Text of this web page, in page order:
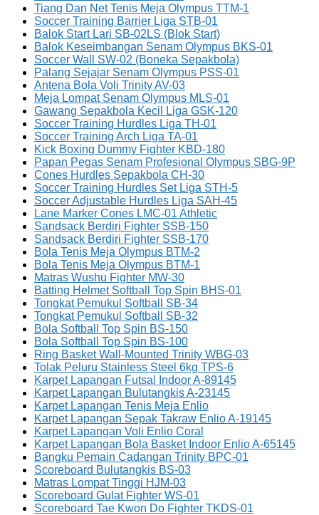
Tiang Dan Net Tenis Meja Olympus TTM-1
Soccer Training Barrier Liga STB-01
Balok Start Lari SB-02LS (Blok Start)
Balok Keseimbangan Senam Olympus BKS-01
Soccer Wall SW-02 (Boneka Sepakbola)
Palang Sejajar Senam Olympus PSS-01
Antena Bola Voli Trinity AV-03
Meja Lompat Senam Olympus MLS-01
Gawang Sepakbola Kecil Liga GSK-120
Soccer Training Hurdles Liga TH-01
Soccer Training Arch Liga TA-01
Kick Boxing Dummy Fighter KBD-180
Papan Pegas Senam Profesional Olympus SBG-9P
Cones Hurdles Sepakbola CH-30
Soccer Training Hurdles Set Liga STH-5
Soccer Adjustable Hurdles Liga SAH-45
Lane Marker Cones LMC-01 Athletic
Sandsack Berdiri Fighter SSB-150
Sandsack Berdiri Fighter SSB-170
Bola Tenis Meja Olympus BTM-2
Bola Tenis Meja Olympus BTM-1
Matras Wushu Fighter MW-30
Batting Helmet Softball Top Spin BHS-01
Tongkat Pemukul Softball SB-34
Tongkat Pemukul Softball SB-32
Bola Softball Top Spin BS-150
Bola Softball Top Spin BS-100
Ring Basket Wall-Mounted Trinity WBG-03
Tolak Peluru Stainless Steel 6kg TPS-6
Karpet Lapangan Futsal Indoor A-89145
Karpet Lapangan Bulutangkis A-23145
Karpet Lapangan Tenis Meja Enlio
Karpet Lapangan Sepak Takraw Enlio A-19145
Karpet Lapangan Voli Enlio Coral
Karpet Lapangan Bola Basket Indoor Enlio A-65145
Bangku Pemain Cadangan Trinity BPC-01
Scoreboard Bulutangkis BS-03
Matras Lompat Tinggi HJM-03
Scoreboard Gulat Fighter WS-01
Scoreboard Tae Kwon Do Fighter TKDS-01